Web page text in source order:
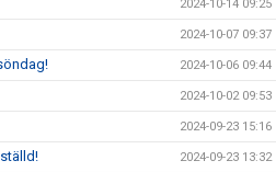
2024-10-14 09:25
2024-10-07 09:37
2024-10-06 09:44
2024-10-02 09:53
2024-09-23 15:16
2024-09-23 13:32